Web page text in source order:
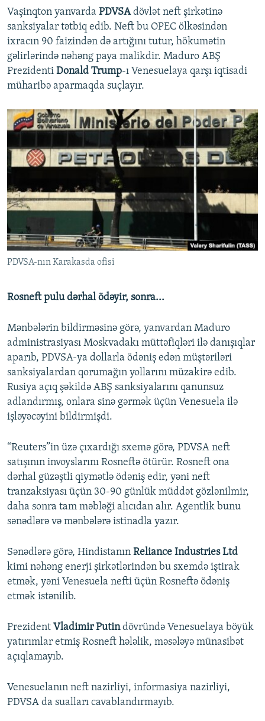
Vaşinqton yanvarda PDVSAdövlət neft şirkətinə
sanksiyalar tətbiq edib. Neft bu OPEC ölkəsindən
ixracın 90 faizindən də artığını tutur, hökumətin
gəlirlərində nəhəng paya malikdir. Maduro ABŞ
Prezidenti Donald Trump-ı Venesuelaya qarşı iqtisadi
müharibə aparmaqda suçlayır.
PDVSA-nın Karakasda ofisi
Rosneft pulu dərhal ödəyir, sonra...
Mənbələrin bildirməsinə görə, yanvardan Maduro
administrasiyası Moskvadakı müttəfiqləri ilə danışıqlar
aparıb, PDVSA-ya dollarla ödəniş edən müştəriləri
sanksiyalardan qorumağın yollarını müzakirə edib.
Rusiya açıq şəkildə ABŞ sanksiyalarını qanunsuz
adlandırmış, onlara sinə gərmək üçün Venesuela ilə
işləyəcəyini bildirmişdi.
“Reuters”in üzə çıxardığı sxemə görə, PDVSA neft
satışının invoyslarını Rosneftə ötürür. Rosneft ona
dərhal güzəştli qiymətlə ödəniş edir, yəni neft
tranzaksiyası üçün 30-90 günlük müddət gözlənilmir,
daha sonra tam məbləği alıcıdan alır. Agentlik bunu
sənədlərə və mənbələrə istinadla yazır.
Sənədlərə görə, Hindistanın Reliance Industries Ltd
kimi nəhəng enerji şirkətlərindən bu sxemdə iştirak
etmək, yəni Venesuela nefti üçün Rosneftə ödəniş
etmək istənilib.
Prezident Vladimir Putindövründə Venesuelaya böyük
yatırımlar etmiş Rosneft hələlik, məsələyə münasibət
açıqlamayıb.
Venesuelanın neft nazirliyi, informasiya nazirliyi,
PDVSA da sualları cavablandırmayıb.